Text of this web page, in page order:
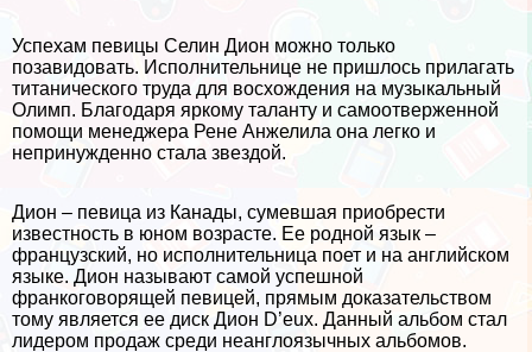
Успехам певицы Селин Дион можно только
позавидовать. Исполнительнице не пришлось прилагать
титанического труда для восхождения на музыкальный
Олимп. Благодаря яркому таланту и самоотверженной
помощи менеджера Рене Анжелила она легко и
непринужденно стала звездой.
Дион – певица из Канады, сумевшая приобрести
известность в юном возрасте. Ее родной язык –
французский, но исполнительница поет и на английском
языке. Дион называют самой успешной
франкоговорящей певицей, прямым доказательством
тому является ее диск Дион D’eux. Данный альбом стал
лидером продаж среди неанглоязычных альбомов.